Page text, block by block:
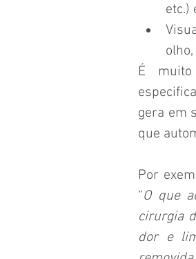
etc.)
É
gera em
que
Por
“O que
cirurgia
dor e